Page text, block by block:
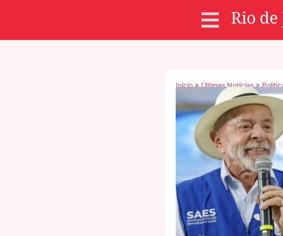
Início>Últimas Notícias>